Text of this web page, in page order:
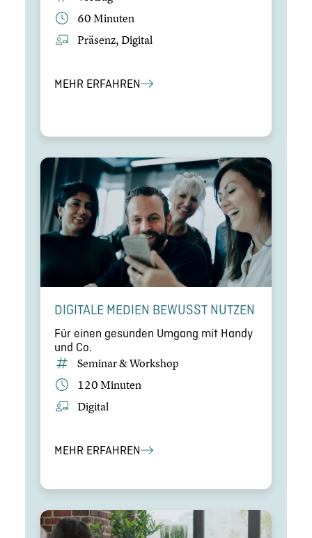
60 Minuten
Präsenz, Digital
MEHR ERFAHREN
DIGITALE MEDIEN BEWUSST NUTZEN
Für einen gesunden Umgang mit Handy
und Co.
Seminar & Workshop
120 Minuten
Digital
MEHR ERFAHREN